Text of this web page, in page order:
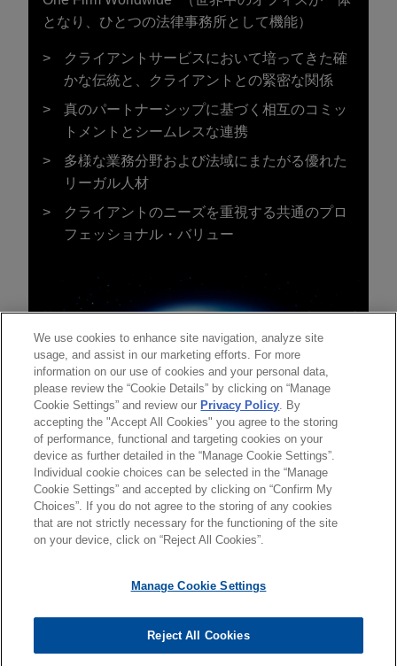
となり、ひとつの法律事務所として機能）
クライアントサービスにおいて培ってきた確
かな伝統と、クライアントとの緊密な関係
真のパートナーシップに基づく相互のコミッ
トメントとシームレスな連携
多様な業務分野および法域にまたがる優れた
リーガル人材
クライアントのニーズを重視する共通のプロ
フェッショナル・バリュー
送信する前の注意事項：
www.jonesday.comに掲載されている情報は、一般的な使用を
目的としており、法的アドバイスを目的としたものではありま
せん。このEmailを送信することにより、弁護士を含む専門
のEmailの受領はそのような関係を構築するものではありませ
ばない限り、弁護士等が依頼者に対して守秘義務を負う機密事
項として取り扱われることはありません。このEmailの送信者
弁護士業務広告 お問い合わせ
免責事項
プライバシーポリシー
著作権
We use cookies to enhance site navigation, analyze site
usage, and assist in our marketing efforts. For more
information on our use of cookies and your personal data,
please review the “Cookie Details” by clicking on “Manage
Cookie Settings” and review our Privacy Policy. By
accepting the "Accept All Cookies" you agree to the storing
of performance, functional and targeting cookies on your
device as further detailed in the “Manage Cookie Settings”.
Individual cookie choices can be selected in the “Manage
Cookie Settings” and accepted by clicking on “Confirm My
Choices”. If you do not agree to the storing of any cookies
that are not strictly necessary for the functioning of the site
on your device, click on “Reject All Cookies”.
Manage Cookie Settings
Reject All Cookies